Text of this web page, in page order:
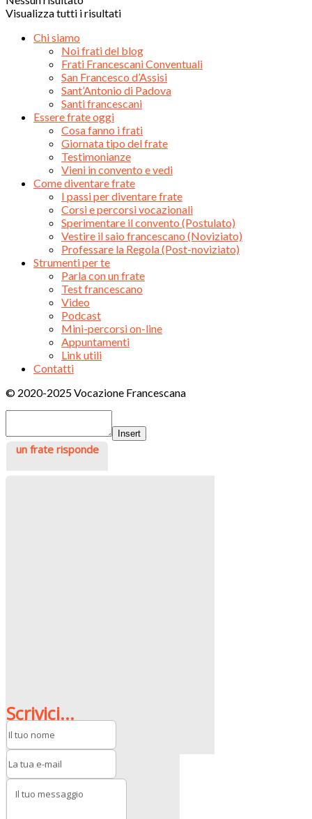
Visualizza tutti i risultati
Chi siamo
Noi frati del blog
Frati Francescani Conventuali
San Francesco d’Assisi
Sant’Antonio di Padova
Santi francescani
Essere frate oggi
Cosa fanno i frati
Giornata tipo del frate
Testimonianze
Vieni in convento e vedi
Come diventare frate
I passi per diventare frate
Corsi e percorsi vocazionali
Sperimentare il convento (Postulato)
Vestire il saio francescano (Noviziato)
Professare la Regola (Post-noviziato)
Strumenti per te
Parla con un frate
Test francescano
Video
Podcast
Mini-percorsi on-line
Appuntamenti
Link utili
Contatti
© 2020-2025 Vocazione Francescana
Insert
un frate risponde
Scrivici...